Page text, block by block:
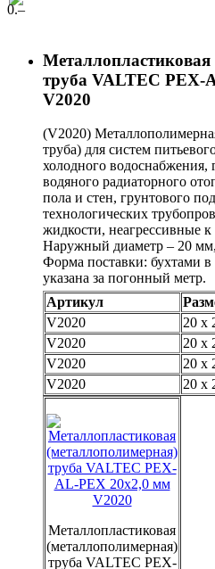
0.–
труба VALTEC PEX-
V2020
(V2020)
труба) для систем
холодного водоснабжения,
водяного радиаторного
пола и стен, грунтового
технологических
жидкости, неагрессивные
Наружный диаметр – 20
Форма поставки: бухтами
указана за погонный метр.
Артикул
V2020
20 x
V2020
20 x
V2020
20 x
V2020
20 x
Металлопластиковая
(металлополимерная)
труба VALTEC PEX-